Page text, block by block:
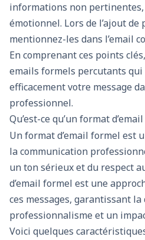
informations non pertinentes,
émotionnel. Lors de l’ajout de
mentionnez-les dans l’email
En comprenant ces points
emails formels percutants
efficacement votre message
professionnel.
Qu’est-ce qu’un format
Un format d’email formel est
la communication
un ton sérieux et du respect
d’email formel est une
ces messages, garantissant la
professionnalisme et un
Voici quelques